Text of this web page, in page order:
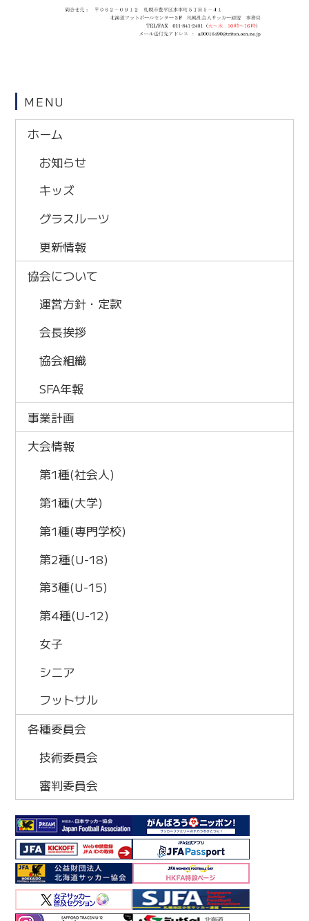
MENU
ホーム
お知らせ
キッズ
グラスルーツ
更新情報
協会について
運営方針・定款
会長挨拶
協会組織
SFA年報
事業計画
大会情報
第1種(社会人)
第1種(大学)
第1種(専門学校)
第2種(U-18)
第3種(U-15)
第4種(U-12)
女子
シニア
フットサル
各種委員会
技術委員会
審判委員会